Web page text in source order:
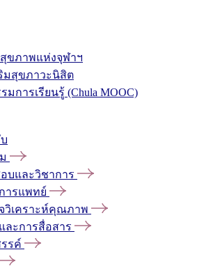
ขภาพแห่งจุฬาฯ
มสุขภาวะนิสิต
การเรียนรู้ (Chula MOOC)
บและวิชาการ
ารแพทย์
วิเคราะห์คุณภาพ
ละการสื่อสาร
รค์